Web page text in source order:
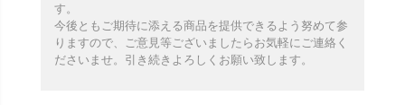
す。
今後ともご期待に添える商品を提供できるよう努めて参
りますので、ご意見等ございましたらお気軽にご連絡く
ださいませ。引き続きよろしくお願い致します。